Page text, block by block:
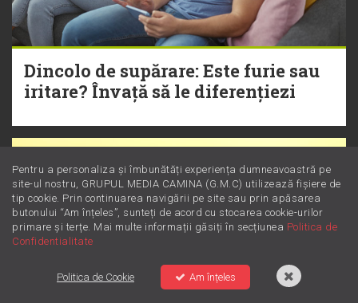
Dincolo de supărare: Este furie sau
iritare? Învață să le diferențiezi
Pentru a personaliza și îmbunătăți experiența dumneavoastră pe
site-ul nostru, GRUPUL MEDIA CAMINA (G.M.C) utilizează fișiere de
tip cookie. Prin continuarea navigării pe site sau prin apăsarea
butonului “Am înțeles”, sunteți de acord cu stocarea cookie-urilor
primare și terțe. Mai multe informații găsiți în secțiunea Politica de
Confidentialitate
Politica de Cookie Am înțeles